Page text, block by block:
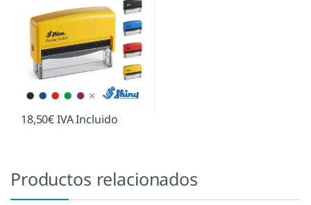
18,50€IVA Incluido
Productos relacionados